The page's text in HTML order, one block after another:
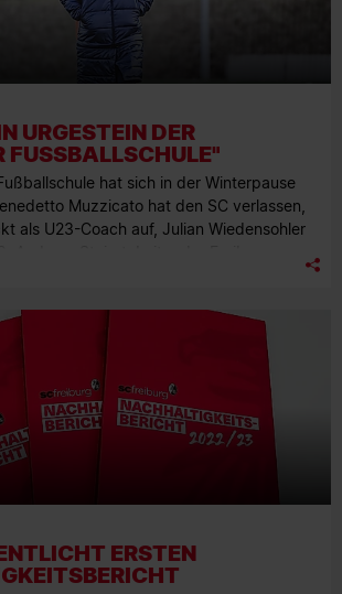
URGESTEIN DER
FUSSBALLSCHULE"
hat sich in der Winterpause
Muzzicato hat den SC verlassen,
als U23-Coach auf, Julian Wiedensohler
der Sportliche Leiter, Martin Schweizer,
ERSTEN